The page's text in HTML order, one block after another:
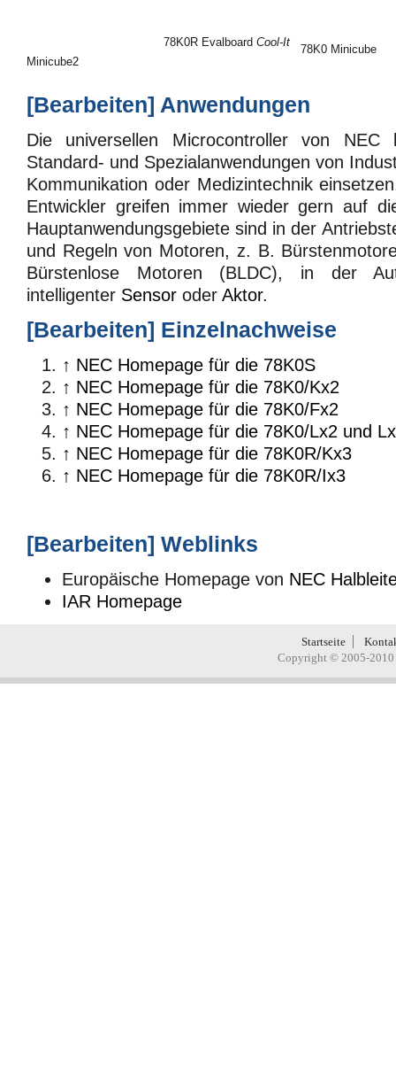
Minicube2
78K0R Evalboard Cool-It
78K0 Minicube
[Bearbeiten] Anwendungen
Die universellen Microcontroller von
Standard- und Spezialanwendungen von
Kommunikation oder Medizintechnik
Entwickler greifen immer wieder gern auf
Hauptanwendungsgebiete sind in der
und Regeln von Motoren, z. B.
Bürstenlose Motoren (BLDC), in der
intelligenter Sensor oder Aktor.
[Bearbeiten] Einzelnachweise
↑ NEC Homepage für die 78K0S
↑ NEC Homepage für die 78K0/Kx2
↑ NEC Homepage für die 78K0/Fx2
↑ NEC Homepage für die 78K0/Lx2 und
↑ NEC Homepage für die 78K0R/Kx3
↑ NEC Homepage für die 78K0R/Ix3
[Bearbeiten] Weblinks
Europäische Homepage von NEC
IAR Homepage
Startseite
Copyright © 2005-2010